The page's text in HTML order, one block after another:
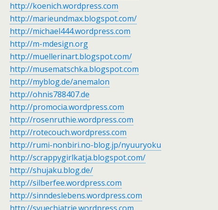
http://koenich.wordpress.com
http://marieundmax.blogspot.com/
http://michael444.wordpress.com
http://m-mdesign.org
http://muellerinart.blogspot.com/
http://musematschka.blogspot.com
http://myblog.de/anemalon
http://ohnis788407.de
http://promocia.wordpress.com
http://rosenruthie.wordpress.com
http://rotecouch.wordpress.com
http://rumi-nonbiri.no-blog.jp/nyuuryoku
http://scrappygirlkatja.blogspot.com/
http://shujaku.blog.de/
http://silberfee.wordpress.com
http://sinndeslebens.wordpress.com